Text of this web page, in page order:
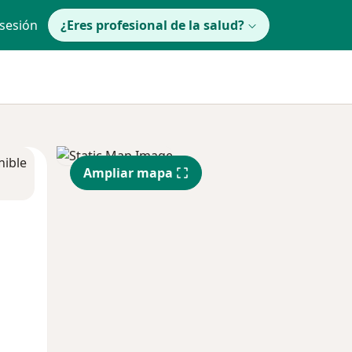
¿Eres profesional de la salud?
Ampliar mapa